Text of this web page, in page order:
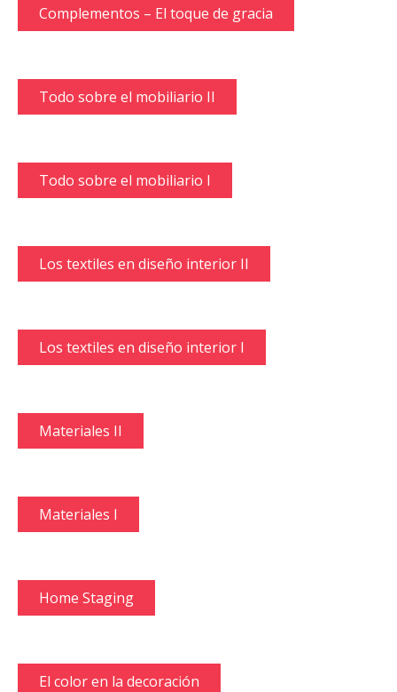
Complementos – El toque de gracia
Todo sobre el mobiliario II
Todo sobre el mobiliario I
Los textiles en diseño interior II
Los textiles en diseño interior I
Materiales II
Materiales I
Home Staging
El color en la decoración